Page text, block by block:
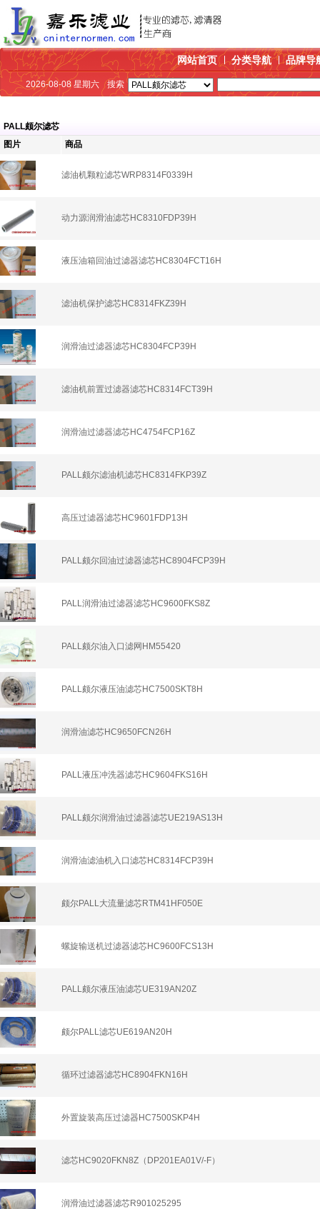
网站首页 分类导航 品牌导
2026-08-08 星期六 搜索
PALL颇尔滤芯
图片
商品
滤油机颗粒滤芯WRP8314F0339H
动力源润滑油滤芯HC8310FDP39H
液压油箱回油过滤器滤芯HC8304FCT16H
滤油机保护滤芯HC8314FKZ39H
润滑油过滤器滤芯HC8304FCP39H
滤油机前置过滤器滤芯HC8314FCT39H
润滑油过滤器滤芯HC4754FCP16Z
PALL颇尔滤油机滤芯HC8314FKP39Z
高压过滤器滤芯HC9601FDP13H
PALL颇尔回油过滤器滤芯HC8904FCP39H
PALL润滑油过滤器滤芯HC9600FKS8Z
PALL颇尔油入口滤网HM55420
PALL颇尔液压油滤芯HC7500SKT8H
润滑油滤芯HC9650FCN26H
PALL液压冲洗器滤芯HC9604FKS16H
PALL颇尔润滑油过滤器滤芯UE219AS13H
润滑油滤油机入口滤芯HC8314FCP39H
颇尔PALL大流量滤芯RTM41HF050E
螺旋输送机过滤器滤芯HC9600FCS13H
PALL颇尔液压油滤芯UE319AN20Z
颇尔PALL滤芯UE619AN20H
循环过滤器滤芯HC8904FKN16H
外置旋装高压过滤器HC7500SKP4H
滤芯HC9020FKN8Z（DP201EA01V/-F）
润滑油过滤器滤芯R901025295